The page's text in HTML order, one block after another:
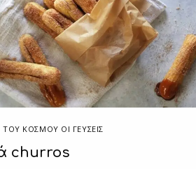
ΤΟΥ ΚΌΣΜΟΥ ΟΙ ΓΕΎΣΕΙΣ
churros